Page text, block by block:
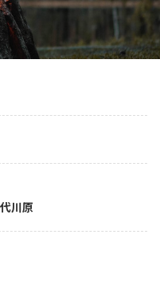
川原